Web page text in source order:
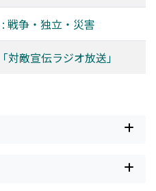
戦争・独立・災害
敵宣伝ラジオ放送」